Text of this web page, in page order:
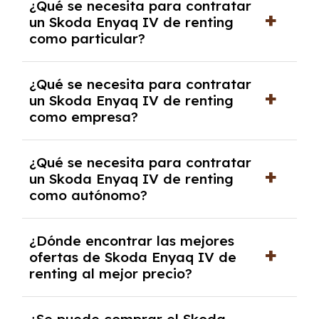
pero puede haber penalizaciones por
cancelación anticipada. Es importante revisar
las condiciones del contrato y hablar con un
experto que te asesore.
¿Qué se necesita para contratar
un Skoda Enyaq IV de renting
como particular?
y, en algunos casos, una consulta de solvencia
crediticia y un pago inicial.
¿Qué se necesita para contratar
un Skoda Enyaq IV de renting
como empresa?
documentación financiera y, en algunos
casos, un informe de solvencia de la empresa
y un pago inicial.
¿Qué se necesita para contratar
un Skoda Enyaq IV de renting
como autónomo?
autónomos, justificante de ingresos y, en
algunos casos, un informe fiscal y un pago
inicial.
¿Dónde encontrar las mejores
ofertas de Skoda Enyaq IV de
renting al mejor precio?